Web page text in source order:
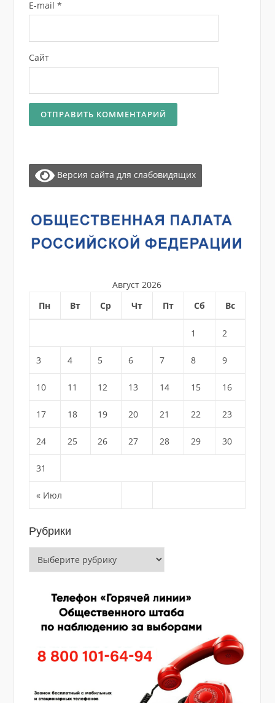
E-mail *
Сайт
Версия сайта для слабовидящих
Август 2026
Пн
Вт Ср Чт Пт Сб Вс
« Июл
1 2
3 4 5 6 7 8 9
10 11 12 13 14 15 16
17 18 19 20 21 22 23
24 25 26 27 28 29 30
31
Рубрики